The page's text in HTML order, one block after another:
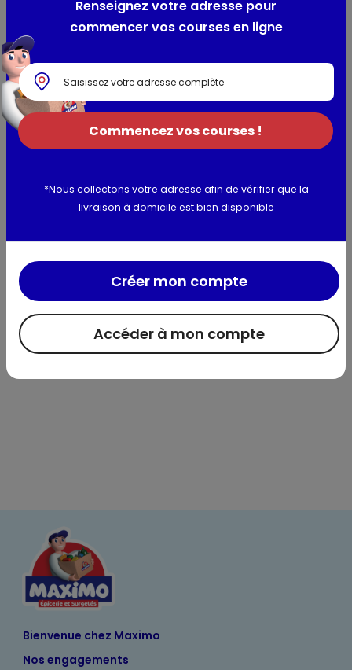
Utilisation et conservation
fiber, glucose syrup, lactose
proteins, skimmedmilkpowder, invert sugar syrup, raising
agents : ammonium carbonates - sodium carbonates -
calcium phosphates, salt.
May contain eggs, soy, peanut and nuts.
Allergènes :Ingrédients :, blé, lait, lactose, avoine,
Informations complémentaires
Bienvenue chez Maximo
Nos engagements
Renseignez votre adresse pour
commencer vos courses en ligne
Commencez vos courses !
*Nous collectons votre adresse afin de vérifier que la
livraison à domicile est bien disponible
Accéder à mon compte
Créer mon compte